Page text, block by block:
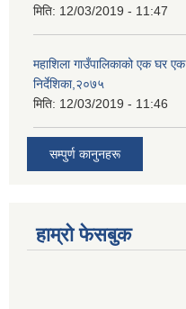
मिति: 12/03/2019 - 11:47
महाशिला गाउँपालिकाको एक घर
निर्देशिका,२०७५
मिति: 12/03/2019 - 11:46
सम्पुर्ण कानुनहरू
हाम्रो फेसबुक